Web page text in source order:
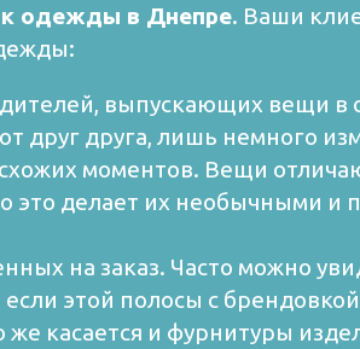
одежды в Днепре. Ваши
выпускающих вещи в
друг друга, лишь немного
моментов. Вещи
делает их необычными и
на заказ. Часто можно
этой полосы с
касается и фурнитуры